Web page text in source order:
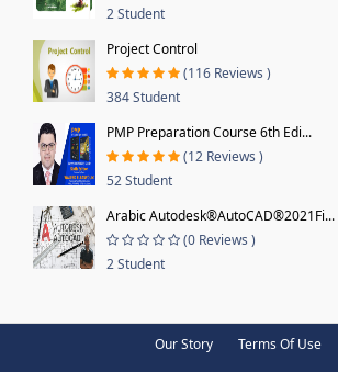
2 Student
Project Control
(116 Reviews )
384 Student
PMP Preparation Course 6th Edi...
(12 Reviews )
52 Student
Arabic Autodesk®AutoCAD®2021Fi...
(0 Reviews )
2 Student
Our Story Terms Of Use